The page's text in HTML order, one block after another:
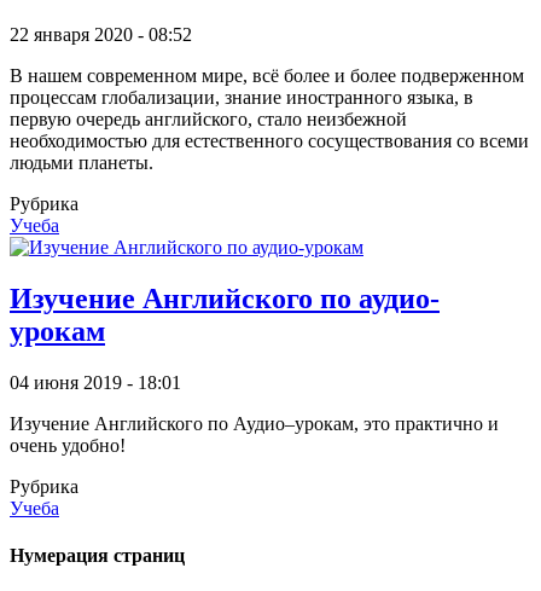
22 января 2020 - 08:52
В нашем современном мире, всё более и более подверженном
процессам глобализации, знание иностранного языка, в
первую очередь английского, стало неизбежной
необходимостью для естественного сосуществования со всеми
людьми планеты.
Рубрика
Учеба
Изучение Английского по аудио-
урокам
04 июня 2019 - 18:01
Изучение Английского по Аудио–урокам, это практично и
очень удобно!
Рубрика
Учеба
Нумерация страниц